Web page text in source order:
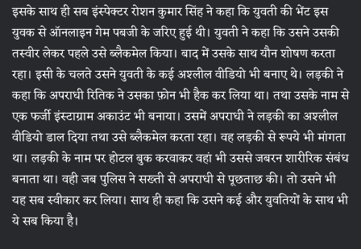
इसके साथ ही सब इंस्पेक्टर रोशन कुमार सिंह ने कहा कि युवती की भेंट इस
युवक से ऑनलाइन गेम पबजी के जरिए हुई थी। युवती ने कहा कि उसने उसकी
तस्वीर लेकर पहले उसे ब्लैकमेल किया। बाद में उसके साथ यौन शोषण करता
रहा। इसी के चलते उसने युवती के कई अश्लील वीडियो भी बनाए थे। लड़की ने
कहा कि अपराधी रितिक ने उसका फ़ोन भी हैक कर लिया था। तथा उसके नाम से
एक फर्जी इंस्टाग्राम अकाउंट भी बनाया। उसमें अपराधी ने लड़की का अश्लील
वीडियो डाल दिया तथा उसे ब्लैकमेल करता रहा। वह लड़की से रूपये भी मांगता
था। लड़की के नाम पर होटल बुक करवाकर वहां भी उससे जबरन शारीरिक संबंध
बनाता था। वही जब पुलिस ने सख्ती से अपराधी से पूछताछ की। तो उसने भी
यह सब स्वीकार कर लिया। साथ ही कहा कि उसने कई और युवतियों के साथ भी
ये सब किया है।